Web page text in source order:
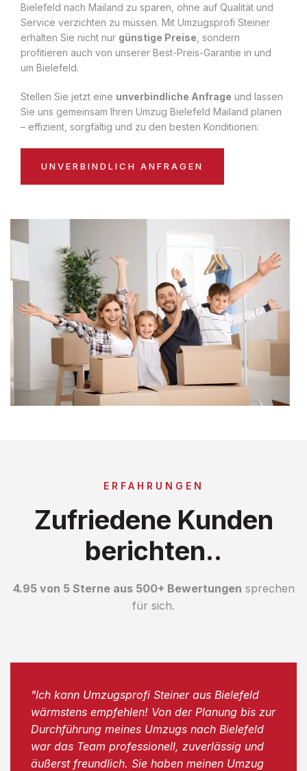
Bielefeld nach Mailand zu sparen, ohne auf Qualität und
Service verzichten zu müssen. Mit Umzugsprofi Steiner
erhalten Sie nicht nur günstige Preise , sondern
profitieren auch von unserer Best-Preis-Garantie in und
um Bielefeld.
Stellen Sie jetzt eine unverbindliche Anfrage und lassen
Sie uns gemeinsam Ihren Umzug Bielefeld Mailand planen
– effizient, sorgfältig und zu den besten Konditionen:
UNVERBINDLICH ANFRAGEN
ERFAHRUNGEN
Zufriedene Kunden
berichten..
4.95 von 5 Sterne aus 500+ Bewertungen sprechen
für sich.
"Ich kann Umzugsprofi Steiner aus Bielefeld
wärmstens empfehlen! Von der Planung bis zur
Durchführung meines Umzugs nach Bielefeld
war das Team professionell, zuverlässig und
äußerst freundlich. Sie haben meinen Umzug